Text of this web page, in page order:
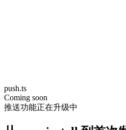
push.ts
Coming soon
推送功能正在升级中